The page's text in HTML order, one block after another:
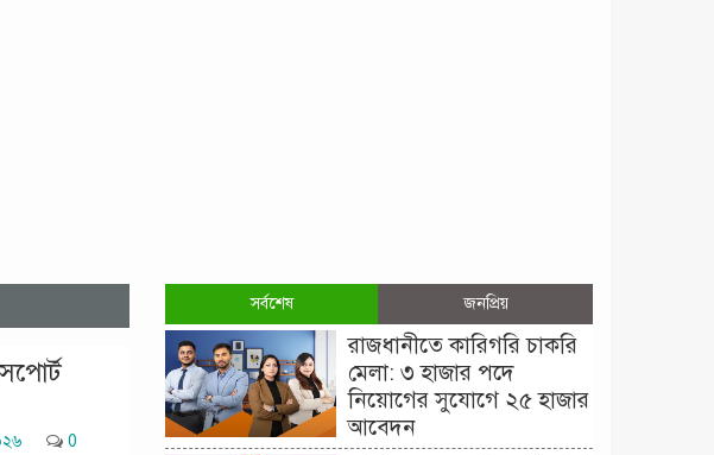
0
সর্বশেষ জনপ্রিয়
রাজধানীতে কারিগরি চাকরি
মেলা: ৩ হাজার পদে
নিয়োগের সুযোগে ২৫ হাজার
আবেদন